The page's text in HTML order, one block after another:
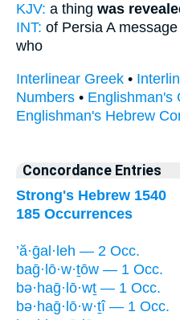
KJV: a thing was
INT: of Persia A message
who
Interlinear Greek •
Numbers • Englishman's
Englishman's Hebrew
Concordance Entries
Strong's Hebrew 1540
185 Occurrences
’ă·ḡal·leh — 2 Occ.
baḡ·lō·w·ṯōw — 1 Occ.
bə·haḡ·lō·wṯ — 1 Occ.
bə·haḡ·lō·w·ṯî — 1 Occ.